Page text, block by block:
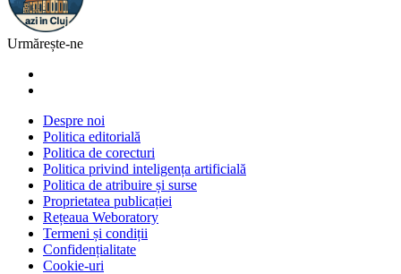
Urmărește-ne
Despre noi
Politica editorială
Politica de corecturi
Politica privind inteligența artificială
Politica de atribuire și surse
Proprietatea publicației
Rețeaua Weboratory
Termeni și condiții
Confidențialitate
Cookie-uri